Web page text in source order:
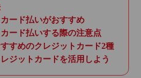
ード払いがおすすめ
ード払いする際の注意点
すめのクレジットカード2種
ジットカードを活用しよう